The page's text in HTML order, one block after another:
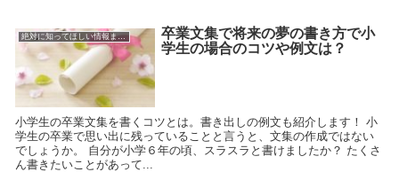
絶対に知ってほしい情報まとめ
卒業文集で将来の夢の書き方で小
学生の場合のコツや例文は？
小学生の卒業文集を書くコツとは。書き出しの例文も紹介します！ 小
学生の卒業で思い出に残っていることと言うと、文集の作成ではない
でしょうか。 自分が小学６年の頃、スラスラと書けましたか？ たくさ
ん書きたいことがあって...